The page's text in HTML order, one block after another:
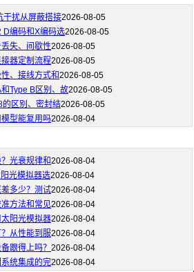
干扰从屏蔽搭接2026-08-05
D编码和X编码选2026-08-05
失、间歇性2026-08-05
器定制流程2026-08-05
、接线方式和2026-08-05
Type B区别、故2026-08-05
的区别、密封结2026-08-05
型能复用吗2026-08-04
光衰规律和2026-08-04
光模拟器选2026-08-04
多少？测试2026-08-04
方法和常见2026-08-04
阳光模拟器2026-08-04
从性能到服2026-08-04
跟得上吗？ 2026-08-04
统集成的完2026-08-04